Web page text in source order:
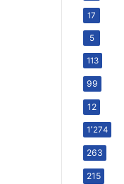
17
5
113
99
12
1٬274
263
215